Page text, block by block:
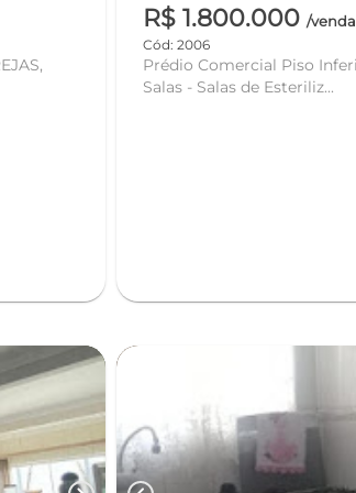
R$ 1.800.000/venda
Cód: 2006
Prédio Comercial Piso Inferior: Recepção - Banheiro - Banheiro de acessibilidade - 3
Salas - Salas de Esteriliz...